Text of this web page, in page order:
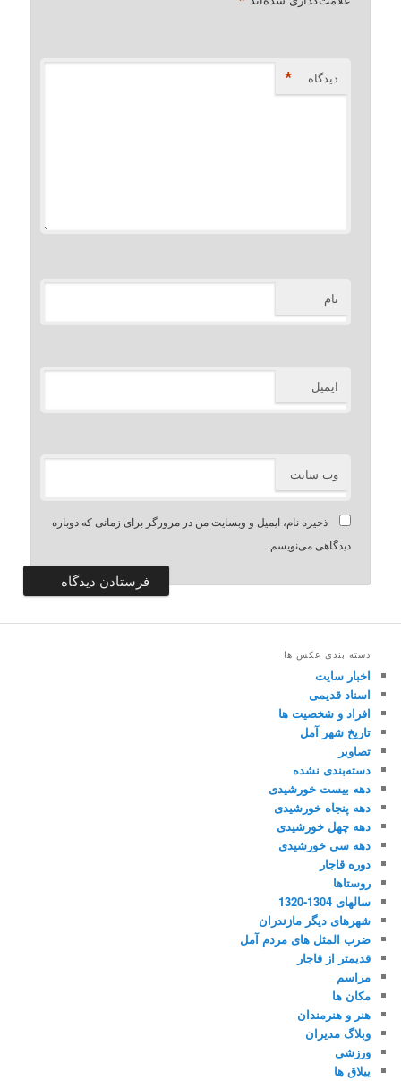
دیدگاه *
نام
ایمیل
وب‌ سایت
ذخیره نام، ایمیل و وبسایت من در مرورگر برای زمانی که دوباره
دیدگاهی می‌نویسم.
دسته بندی عکس ها
اخبار سایت
اسناد قدیمی
افراد و شخصیت ها
تاریخ شهر آمل
تصاویر
دسته‌بندی نشده
دهه بیست خورشیدی
دهه پنجاه خورشیدی
دهه چهل خورشیدی
دهه سی خورشیدی
دوره قاجار
روستاها
سالهای 1304-1320
شهرهای دیگر مازندران
ضرب المثل های مردم آمل
قدیمتر از قاجار
مراسم
مکان ها
هنر و هنرمندان
وبلاگ مدیران
ورزشی
ییلاق ها